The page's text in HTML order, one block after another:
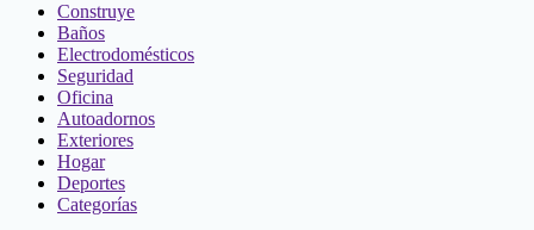
Construye
Baños
Electrodomésticos
Seguridad
Oficina
Autoadornos
Exteriores
Hogar
Deportes
Categorías